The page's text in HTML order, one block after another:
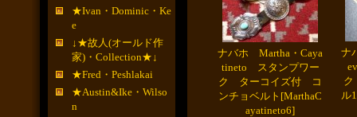
★Ivan・Dominic・Ke
e
↓★故人(オールド作
家)・Collection★↓
★Fred・Peshlakai
★Austin&Ike・Wilso
n
ナバホ Martha・Caya
tineto スタンプワー
ク ターコイズ付 コ
ンチョベルト [MarthaC
ayatineto6]
ナ
ル